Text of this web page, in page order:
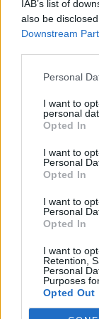
IAB’s list of
also be
Downstream
Personal
I want to
personal
Opted In
I want to
Personal
Opted In
I want to
Personal
Opted In
I want to
Retention,
Personal
Purposes
Opted Out
Και
Δύο ημέρες
κυβέρνηση
Δεδομένων
Και κάτι
θέση.
Δικαίως
κυβέρνηση